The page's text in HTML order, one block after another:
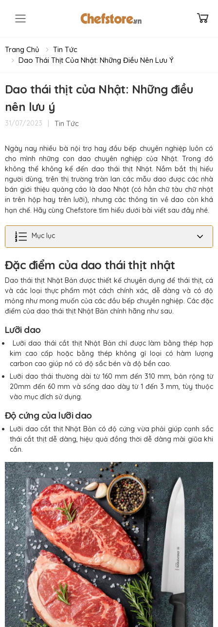
Toggle mobile menu
Trang Chủ
Tin Tức
Dao Thái Thịt Của Nhật: Những Điều Nên Lưu Ý
Dao thái thịt của Nhật: Những điều
nên lưu ý
31/07/2023 | Tin Tức
Ngày nay nhiều bà nội trợ hay đầu bếp chuyên nghiệp luôn có
cho mình những con dao chuyên nghiệp của Nhật. Trong đó
không thể không kể đến dao thái thịt Nhật. Nắm bắt thị hiếu
người dùng, trên thị trường tràn lan các mẫu dao được các nhà
bán giới thiệu quảng cáo là dao Nhật (có hẳn chữ tàu chữ nhật
in trên hộp hay trên lưỡi), nhưng các thông tin về dao còn khá
hạn chế. Hãy cùng Chefstore tìm hiểu dưới bài viết sau đây nhé.
Mục lục
Đặc điểm của dao thái thịt nhật
Dao thái thịt Nhật Bản được thiết kế chuyên dụng để thái thịt, cá
và các loại thực phẩm một cách chính xác, dễ dàng và có độ
mỏng như mong muốn của các đầu bếp chuyên nghiệp. Các đặc
điểm của dao thái thịt Nhật Bản chính hãng như sau.
Lưỡi dao
Lưỡi dao thái cắt thịt Nhật Bản chỉ được làm bằng thép hợp
kim cao cấp hoặc bằng thép không gỉ loại có hàm lượng
carbon cao giúp nó có độ sắc bén và độ bền cao.
Lưỡi dao thái thường dài từ 160 mm đến 310 mm, bản rộng từ
20mm đến 60 mm và sống dao dày từ 1 đến 3 mm, tùy thuộc
vào mục đích sử dụng.
Độ cứng của lưỡi dao
Lưỡi dao cắt thịt Nhật Bản có độ cứng vừa phải giúp cạnh sắc
thái cắt thịt dễ dàng, hiệu quả đồng thời dễ dàng mài giũa khi
cần.